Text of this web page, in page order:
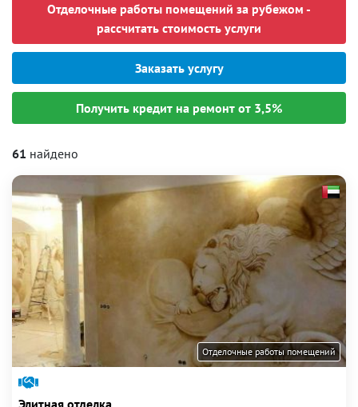
Отделочные работы помещений за рубежом -
рассчитать стоимость услуги
Заказать услугу
Получить кредит на ремонт от 3,5%
61 найдено
Отделочные работы помещений
Элитная отделка